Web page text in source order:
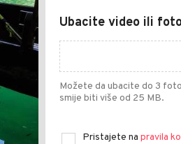
Ubacite video ili
Možete da ubacite do 3
smije biti više od 25 MB.
Pristajete na pravila